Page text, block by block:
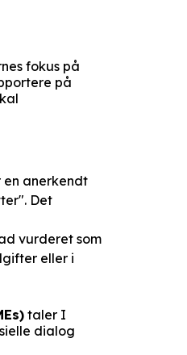
fokus på
på
en anerkendt
Det
vurderet som
eller i
taler I
dialog